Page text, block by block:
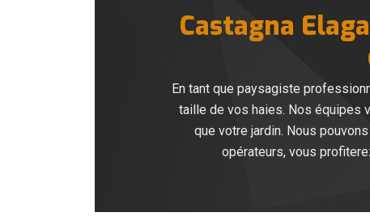
Castagna
En tant que paysagiste
taille de vos haies. Nos équipes
que votre jardin. Nous
opérateurs, vous